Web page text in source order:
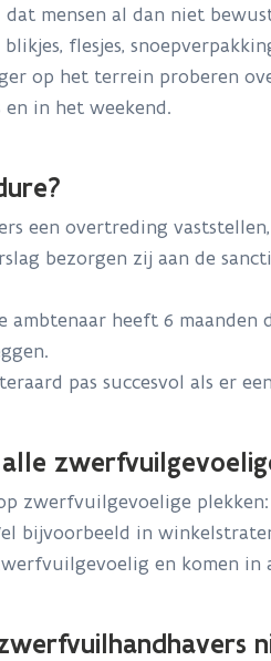
mensen al dan niet
flesjes,
op het terrein proberen
en in het weekend.
een overtreding
bezorgen zij aan de
ambtenaar heeft 6 maanden
pas succesvol als er
zwerfvuilgevoelige
bijvoorbeeld in
en komen in